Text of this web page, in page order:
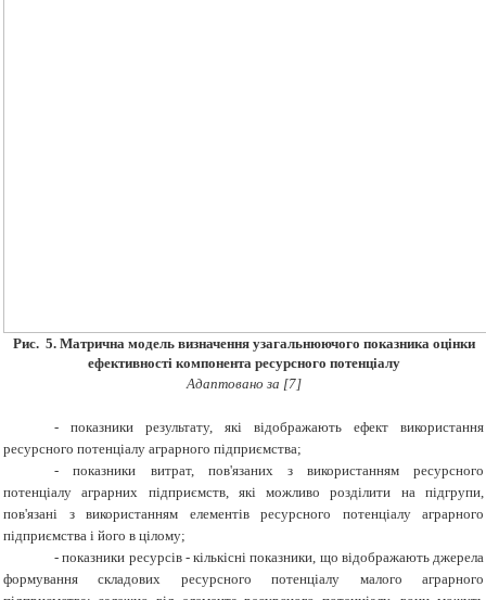
Рис. 5.Матрична модель визначення узагальнюючого показника оцінки
ефективності компонента ресурсного потенціалу
Адаптовано за [7]
- показники результату, які відображають ефект використання
ресурсного потенціалу аграрного підприємства;
- показники витрат, пов'язаних з використанням ресурсного
потенціалу аграрних підприємств, які можливо розділити на підгрупи,
пов'язані з використанням елементів ресурсного потенціалу аграрного
підприємства і його в цілому;
- показники ресурсів - кількісні показники, що відображають джерела
формування складових ресурсного потенціалу малого аграрного